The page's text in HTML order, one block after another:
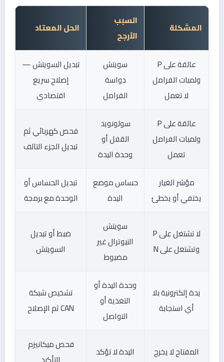
المشكلة
السبب
الأرجح
الحل المعتاد
عالقة على P
ولمبات الفرامل
لا تعمل
سويتش
دواسة
الفرامل
تبديل السويتش —
إصلاح سريع
اقتصادي
عالقة على P
ولمبات الفرامل
تعمل
سولونويد
القفل أو
وحدة اليدة
فحص كهربائي ثم
تبديل الجزء التالف
مؤشر الغيار
يختفي أو يخطئ
حساس موضع
اليدة
تبديل الحساس أو
الوحدة مع برمجة
لا تشتغل على P
وتشتغل على N
سويتش
النيوترال غير
مضبوط
ضبط أو تبديل
السويتش
يدة إلكترونية بلا
أي استجابة
وحدة اليدة أو
التغذية أو
التواصل
تشخيص شبكة
CAN ثم الإصلاح
المفتاح لا يخرج
اليدة لا تؤكد
فحص ميكانيزم